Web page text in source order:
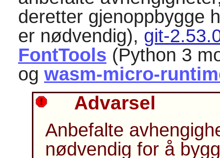
deretter gjenoppbygge
er nødvendig), git-
FontTools (Python 3
og wasm-micro-
Advarsel
Anbefalte
nødvendig for å